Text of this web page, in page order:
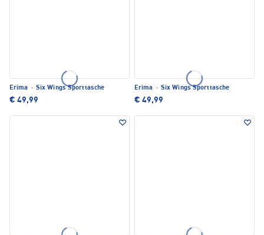
Erima · Six Wings Sporttasche
€ 49,99
Erima · Six Wings Sporttasche
€ 49,99